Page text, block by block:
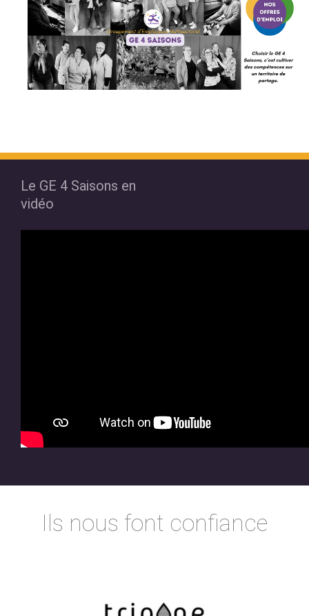
Le GE 4 Saisons en
vidéo
Ils nous font confiance